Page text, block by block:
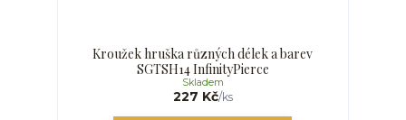
Kroužek hruška různých délek a barev
SGTSH14 InfinityPierce
227 Kč/ks
Skladem